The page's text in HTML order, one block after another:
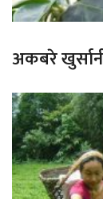
अकबरे